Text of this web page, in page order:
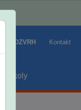
ROZVRH Kontakt
školy